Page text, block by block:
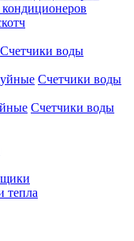
кондиционеров
Счетчики воды
Счетчики воды
Счетчики воды
тепла